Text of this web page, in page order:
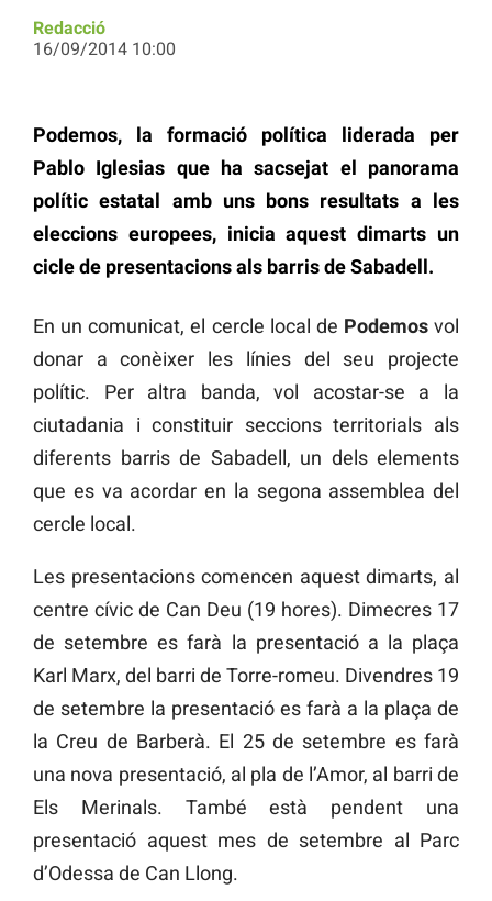
Redacció
16/09/2014 10:00
Podemos, la formació política liderada per
Pablo Iglesias que ha sacsejat el panorama
polític estatal amb uns bons resultats a les
eleccions europees, inicia aquest dimarts un
cicle de presentacions als barris de Sabadell.
En un comunicat, el cercle local de Podemosvol
donar a conèixer les línies del seu projecte
polític. Per altra banda, vol acostar-se a la
ciutadania i constituir seccions territorials als
diferents barris de Sabadell, un dels elements
que es va acordar en la segona assemblea del
cercle local.
Les presentacions comencen aquest dimarts, al
centre cívic de Can Deu (19 hores). Dimecres 17
de setembre es farà la presentació a la plaça
Karl Marx, del barri de Torre-romeu. Divendres 19
de setembre la presentació es farà a la plaça de
la Creu de Barberà. El 25 de setembre es farà
una nova presentació, al pla de l’Amor, al barri de
Els Merinals. També està pendent una
presentació aquest mes de setembre al Parc
d’Odessa de Can Llong.